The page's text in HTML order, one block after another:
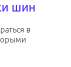
шин
в